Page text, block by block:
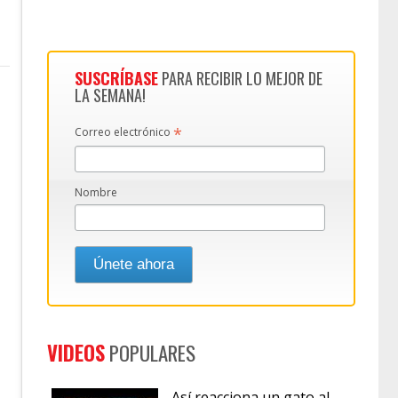
SUSCRÍBASEPARA RECIBIR LO MEJOR DE
LA SEMANA!
Correo electrónico *
Nombre
VIDEOSPOPULARES